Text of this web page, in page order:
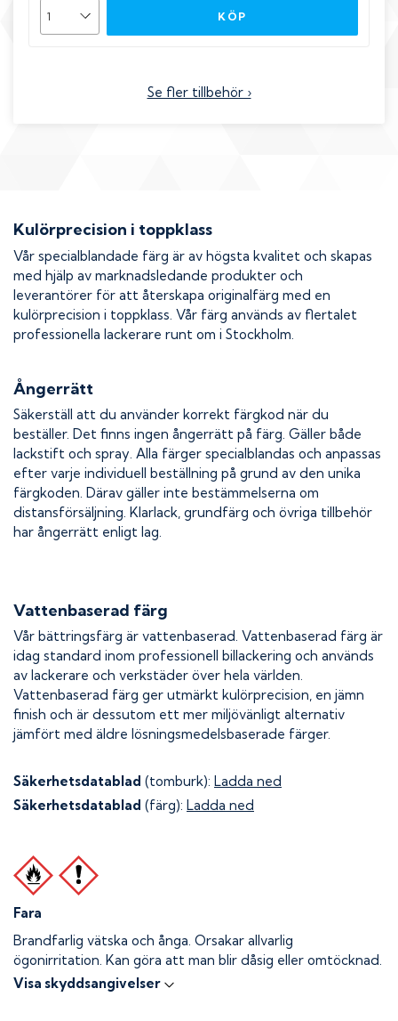
KÖP
Se fler tillbehör ›
Kulörprecision i toppklass
Vår specialblandade färg är av högsta kvalitet och skapas
med hjälp av marknadsledande produkter och
leverantörer för att återskapa originalfärg med en
kulörprecision i toppklass. Vår färg används av flertalet
professionella lackerare runt om i Stockholm.
Ångerrätt
Säkerställ att du använder korrekt färgkod när du
beställer. Det finns ingen ångerrätt på färg. Gäller både
lackstift och spray. Alla färger specialblandas och anpassas
efter varje individuell beställning på grund av den unika
färgkoden. Därav gäller inte bestämmelserna om
distansförsäljning. Klarlack, grundfärg och övriga tillbehör
har ångerrätt enligt lag.
Vattenbaserad färg
Vår bättringsfärg är vattenbaserad. Vattenbaserad färg är
idag standard inom professionell billackering och används
av lackerare och verkstäder över hela världen.
Vattenbaserad färg ger utmärkt kulörprecision, en jämn
finish och är dessutom ett mer miljövänligt alternativ
jämfört med äldre lösningsmedelsbaserade färger.
Säkerhetsdatablad (tomburk): Ladda ned
Säkerhetsdatablad (färg): Ladda ned
Fara
Brandfarlig vätska och ånga. Orsakar allvarlig
ögonirritation. Kan göra att man blir dåsig eller omtöcknad.
Visa skyddsangivelser